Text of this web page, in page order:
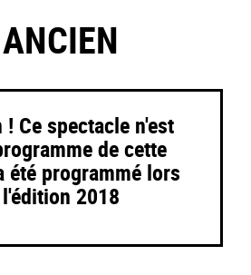
Ce spectacle n'est
de cette
été programmé lors
2018